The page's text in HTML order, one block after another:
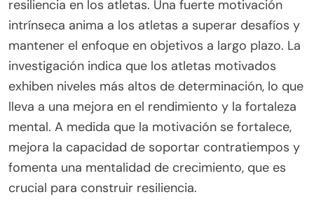
resiliencia en los atletas. Una fuerte motivación
intrínseca anima a los atletas a superar desafíos y
mantener el enfoque en objetivos a largo plazo. La
investigación indica que los atletas motivados
exhiben niveles más altos de determinación, lo que
lleva a una mejora en el rendimiento y la fortaleza
mental. A medida que la motivación se fortalece,
mejora la capacidad de soportar contratiempos y
fomenta una mentalidad de crecimiento, que es
crucial para construir resiliencia.